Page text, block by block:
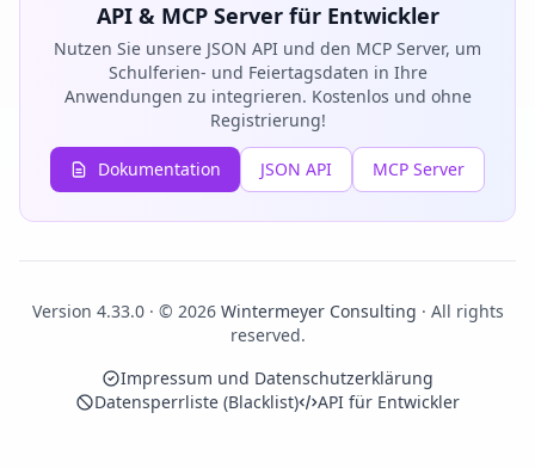
API & MCP Server für Entwickler
Nutzen Sie unsere JSON API und den MCP Server, um
Schulferien- und Feiertagsdaten in Ihre
Anwendungen zu integrieren. Kostenlos und ohne
Registrierung!
Dokumentation JSON API MCP Server
Version 4.33.0 · © 2026 Wintermeyer Consulting · All rights
reserved.
Impressum und Datenschutzerklärung
Datensperrliste (Blacklist)
API für Entwickler